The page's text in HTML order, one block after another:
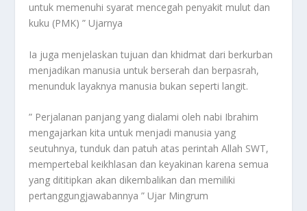
untuk memenuhi syarat mencegah penyakit mulut dan
kuku (PMK) ” Ujarnya
Ia juga menjelaskan tujuan dan khidmat dari berkurban
menjadikan manusia untuk berserah dan berpasrah,
menunduk layaknya manusia bukan seperti langit.
” Perjalanan panjang yang dialami oleh nabi Ibrahim
mengajarkan kita untuk menjadi manusia yang
seutuhnya, tunduk dan patuh atas perintah Allah SWT,
mempertebal keikhlasan dan keyakinan karena semua
yang dititipkan akan dikembalikan dan memiliki
pertanggungjawabannya ” Ujar Mingrum